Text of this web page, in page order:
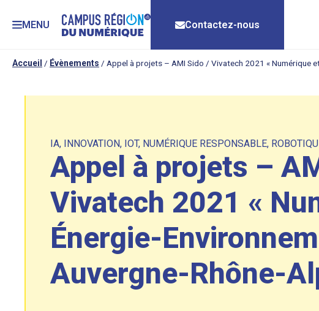
MENU Contactez-nous
Accueil / Évènements / Appel à projets – AMI Sido / Vivatech 2021 « Numérique
IA, INNOVATION, IOT, NUMÉRIQUE RESPONSABLE,
Appel à projets –
Vivatech 2021 «
Énergie-
Auvergne-Rhône-